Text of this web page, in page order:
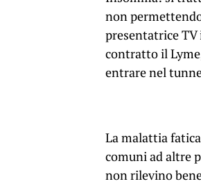
non
presentatrice TV
contratto il
entrare nel
La malattia
comuni ad altre
non rilevino